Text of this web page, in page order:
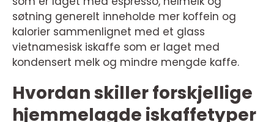
søtning generelt inneholde mer koffein og
kalorier sammenlignet med et glass
vietnamesisk iskaffe som er laget med
kondensert melk og mindre mengde kaffe.
Hvordan skiller forskjellige
hjemmelagde iskaffetyper